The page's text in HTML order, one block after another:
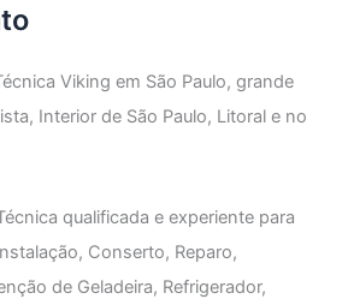
Viking em São Paulo, grande
Interior de São Paulo, Litoral e no
qualificada e experiente para
Conserto, Reparo,
de Geladeira, Refrigerador,